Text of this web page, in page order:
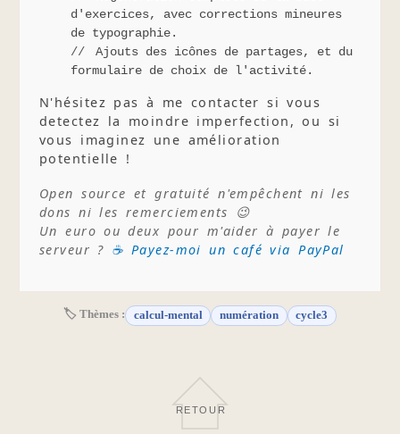
d'exercices, avec corrections mineures
de typographie.
Ajouts des icônes de partages, et du
formulaire de choix de l'activité.
N'hésitez pas à me contacter si vous
detectez la moindre imperfection, ou si
vous imaginez une amélioration
potentielle !
Open source et gratuité n'empêchent ni les
dons ni les remerciements 😉
Un euro ou deux pour m'aider à payer le
serveur ? ☕ Payez-moi un café via PayPal
🏷 Thèmes : calcul-mental numération cycle3
RETOUR